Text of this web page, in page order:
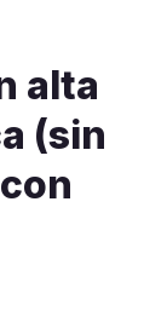
alta
(sin